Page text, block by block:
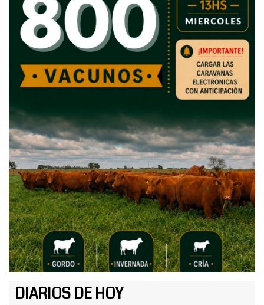
DIARIOS DE HOY